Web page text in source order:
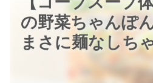
の野菜ちゃんぽ
まさに麺なしち